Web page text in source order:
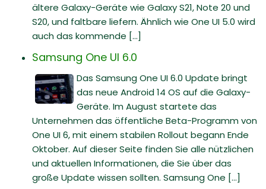
ältere Galaxy-Geräte wie Galaxy S21, Note 20 und
S20, und faltbare liefern. Ähnlich wie One UI 5.0 wird
auch das kommende [...]
Samsung One UI 6.0
Das Samsung One UI 6.0 Update bringt
das neue Android 14 OS auf die Galaxy-
Geräte. Im August startete das
Unternehmen das öffentliche Beta-Programm von
One UI 6, mit einem stabilen Rollout begann Ende
Oktober. Auf dieser Seite finden Sie alle nützlichen
und aktuellen Informationen, die Sie über das
große Update wissen sollten. Samsung One [...]